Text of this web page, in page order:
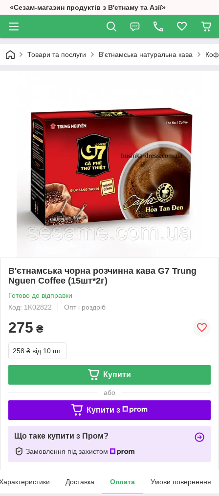
«Сезам-магазин продуктів з В'єтнаму та Азії»
Товари та послуги В'єтнамська натуральна кава
В'єтнамська чорна розчинна кава G7 Trung
Nguen Coffee (15шт*2г)
Готово до відправки
Код: 1K02822
Опт і роздріб
275 ₴
258 ₴ від 10 шт.
Купити
або
Купити з
Що таке купити з Пром?
Замовлення під захистом
Доставка Оплата Умови повернення